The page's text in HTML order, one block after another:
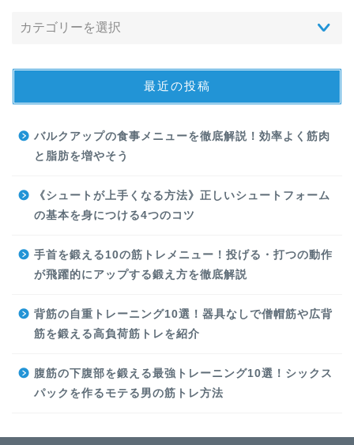
最近の投稿
バルクアップの食事メニューを徹底解説！効率よく筋肉
と脂肪を増やそう
《シュートが上手くなる方法》正しいシュートフォーム
の基本を身につける4つのコツ
手首を鍛える10の筋トレメニュー！投げる・打つの動作
が飛躍的にアップする鍛え方を徹底解説
背筋の自重トレーニング10選！器具なしで僧帽筋や広背
筋を鍛える高負荷筋トレを紹介
腹筋の下腹部を鍛える最強トレーニング10選！シックス
パックを作るモテる男の筋トレ方法